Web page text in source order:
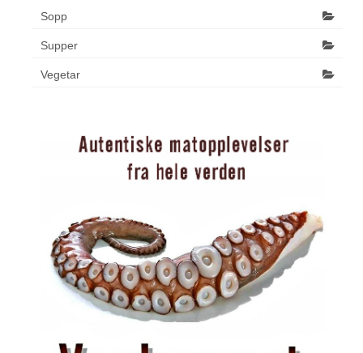
Sopp
Supper
Vegetar